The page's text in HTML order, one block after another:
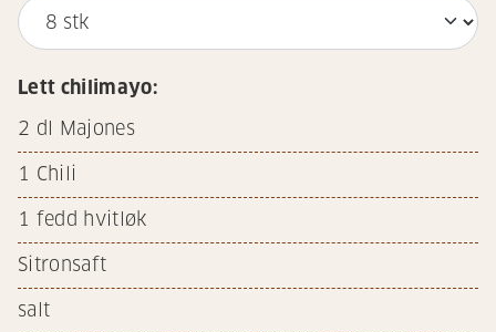
Lett chilimayo:
2 dl Majones
1 Chili
1 fedd hvitløk
Sitronsaft
salt